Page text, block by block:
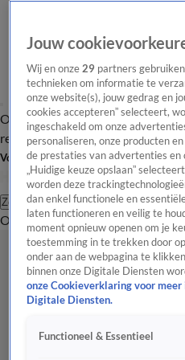
Overzicht Laatste nieuws Regionieuws
redactie
Volg Hart van Nederland
Zoeken
OverzichtRegioUitzendingen
Jouw
Wij en onze29 partners
technieken om informatie te
onze website(s), jouw gedrag en
cookies accepteren” selecteert,
ingeschakeld om onze
personaliseren, onze producten
de prestaties van advertenties
„Huidige keuze opslaan”
worden deze
dan enkel functionele en
laten functioneren en veilig te
moment opnieuw openen om je
toestemming in te trekken door
onder aan de webpagina te
binnen onze Digitale Diensten
onze Cookieverklaring voor
Digitale Diensten.
Functioneel & Essentieel